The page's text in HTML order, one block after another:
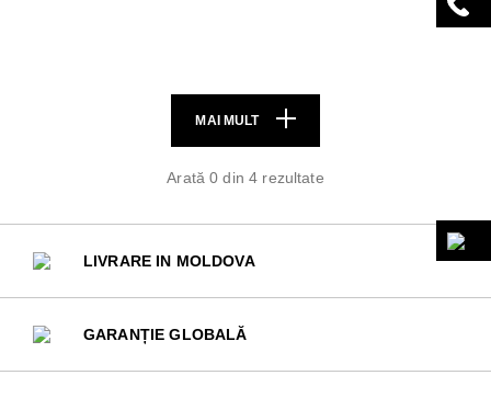
MAI MULT
Arată 0 din 4 rezultate
LIVRARE IN MOLDOVA
GARANȚIE GLOBALĂ